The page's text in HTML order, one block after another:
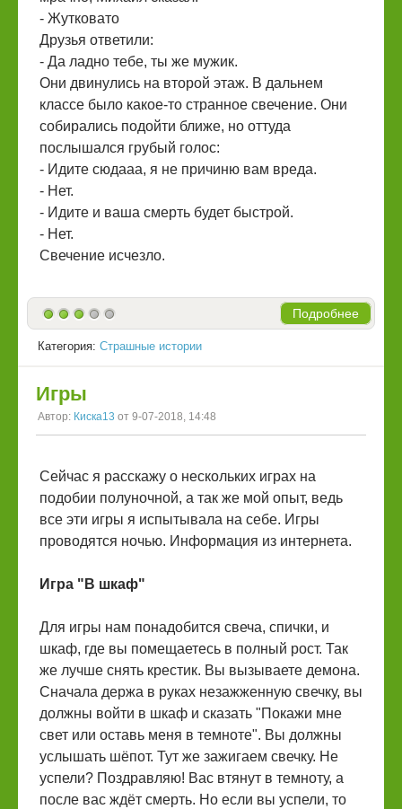
- Жутковато
Друзья ответили:
- Да ладно тебе, ты же мужик.
Они двинулись на второй этаж. В дальнем
классе было какое-то странное свечение. Они
собирались подойти ближе, но оттуда
послышался грубый голос:
- Идите сюдааа, я не причиню вам вреда.
- Нет.
- Идите и ваша смерть будет быстрой.
- Нет.
Свечение исчезло.
Подробнее
Категория: Страшные истории
Игры
Автор: Киска13 от 9-07-2018, 14:48
Сейчас я расскажу о нескольких играх на
подобии полуночной, а так же мой опыт, ведь
все эти игры я испытывала на себе. Игры
проводятся ночью. Информация из интернета.
Игра "В шкаф"
Для игры нам понадобится свеча, спички, и
шкаф, где вы помещаетесь в полный рост. Так
же лучше снять крестик. Вы вызываете демона.
Сначала держа в руках незажженную свечку, вы
должны войти в шкаф и сказать "Покажи мне
свет или оставь меня в темноте". Вы должны
услышать шёпот. Тут же зажигаем свечку. Не
успели? Поздравляю! Вас втянут в темноту, а
после вас ждёт смерть. Но если вы успели, то